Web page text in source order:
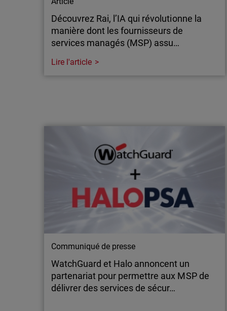
Découvrez Rai, l’IA qui révolutionne la
manière dont les fournisseurs de
services managés (MSP) assu…
services managés (MSP) assu…
Les MSP doivent gérer plus de clients,
d’environnements et d’outils que jamais. En
parallèle, les attentes des clients ne cessent de
rapports plus clairs, service cohérent, etc.
Cette pression pèse sur des équipes parfois en
Lire l'article
Communiqué de presse
WatchGuard et Halo annoncent un
partenariat pour permettre aux MSP de
délivrer des services de sécur…